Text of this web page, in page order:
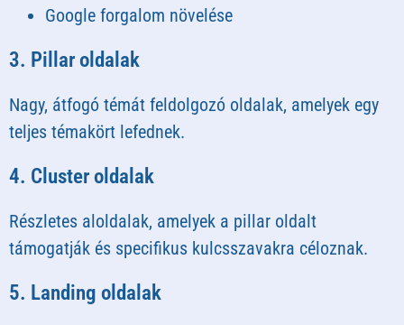
Google forgalom növelése
3. Pillar oldalak
Nagy, átfogó témát feldolgozó oldalak, amelyek egy
teljes témakört lefednek.
4. Cluster oldalak
Részletes aloldalak, amelyek a pillar oldalt
támogatják és specifikus kulcsszavakra céloznak.
5. Landing oldalak